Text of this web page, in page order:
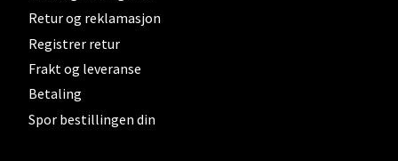
Retur og reklamasjon
Registrer retur
Frakt og leveranse
Betaling
Spor bestillingen din
0 i butikk